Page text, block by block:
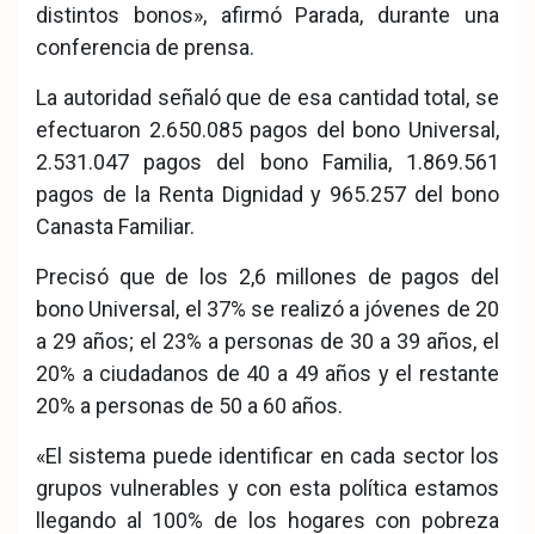
distintos bonos», afirmó Parada, durante una
conferencia de prensa.
La autoridad señaló que de esa cantidad total, se
efectuaron 2.650.085 pagos del bono Universal,
2.531.047 pagos del bono Familia, 1.869.561
pagos de la Renta Dignidad y 965.257 del bono
Canasta Familiar.
Precisó que de los 2,6 millones de pagos del
bono Universal, el 37% se realizó a jóvenes de 20
a 29 años; el 23% a personas de 30 a 39 años, el
20% a ciudadanos de 40 a 49 años y el restante
20% a personas de 50 a 60 años.
«El sistema puede identificar en cada sector los
grupos vulnerables y con esta política estamos
llegando al 100% de los hogares con pobreza